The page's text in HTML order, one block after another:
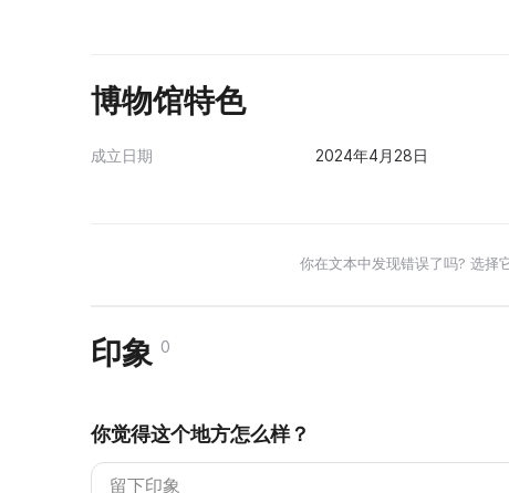
博物馆特色
成立日期 2024年4月28日
你在文本中发现错误了吗? 选择
印象 0
你觉得这个地方怎么样？